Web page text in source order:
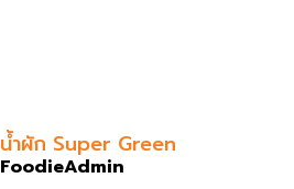
น้ำผัก Super Green
FoodieAdmin